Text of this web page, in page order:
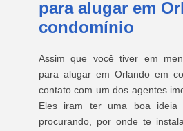
para alugar em
condomínio
Assim que você tiver em
para alugar em Orlando em
contato com um dos agentes
Eles iram ter uma boa
procurando, por onde te